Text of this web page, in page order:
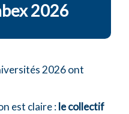
faireprogresser ensemble
un réseau de cabinets
la France, en Bretagne.
2026
2026 ont
est claire :le collectif